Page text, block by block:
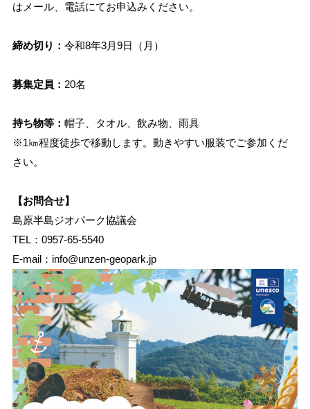
はメール、電話にてお申込みください。
締め切り： 令和8年3月9日（月）
募集定員： 20名
持ち物等： 帽子、タオル、飲み物、雨具
※1㎞程度徒歩で移動します。動きやすい服装でご参加くだ
さい。
【お問合せ】
島原半島ジオパーク協議会
TEL：0957-65-5540
E-mail：info@unzen-geopark.jp